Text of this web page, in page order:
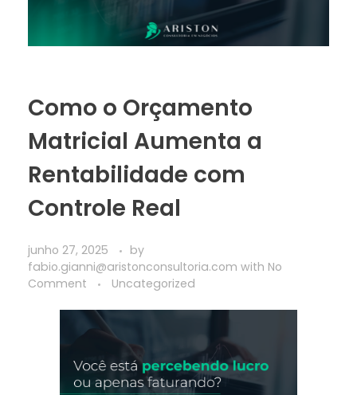
Como o Orçamento
Matricial Aumenta a
Rentabilidade com
Controle Real
junho 27, 2025
by
fabio.gianni@aristonconsultoria.com with No
Comment
Uncategorized